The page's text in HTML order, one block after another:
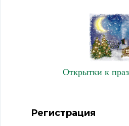
Открытки к
Регистрация